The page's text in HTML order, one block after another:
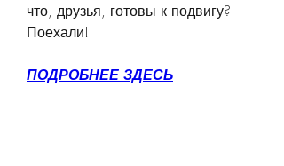
что, друзья, готовы к подвигу?
Поехали!
ПОДРОБНЕЕ ЗДЕСЬ